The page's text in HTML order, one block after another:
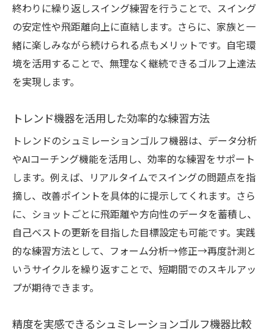
終わりに繰り返しスイング練習を行うことで、スイング
の安定性や飛距離向上に直結します。さらに、家族と一
緒に楽しみながら続けられる点もメリットです。自宅環
境を活用することで、無理なく継続できるゴルフ上達法
を実現します。
トレンド機器を活用した効率的な練習方法
トレンドのシュミレーションゴルフ機器は、データ分析
やAIコーチング機能を活用し、効率的な練習をサポート
します。例えば、リアルタイムでスイングの問題点を指
摘し、改善ポイントを具体的に提示してくれます。さら
に、ショットごとに飛距離や方向性のデータを蓄積し、
自己ベストの更新を目指した目標設定も可能です。実践
的な練習方法として、フォーム分析→修正→再度計測と
いうサイクルを繰り返すことで、短期間でのスキルアッ
プが期待できます。
精度を実感できるシュミレーションゴルフ機器比較